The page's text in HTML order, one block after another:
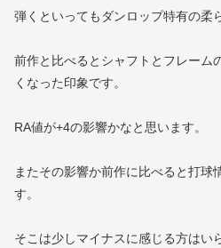
弾くといってもダンロップ特有の柔
前作と比べるとシャフトとフレーム
くなった印象です。
RA値が+4の影響かなと思います。
またその影響か前作に比べると打球
す。
そこは少しマイナスに感じる方はい